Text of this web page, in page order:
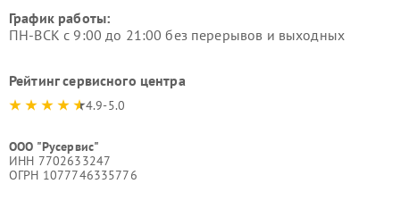
График работы:
ПН-ВСК с 9:00 до 21:00 без перерывов и выходных
Рейтинг сервисного центра
4.9-5.0
ООО "Русервис"
ИНН 7702633247
ОГРН 1077746335776